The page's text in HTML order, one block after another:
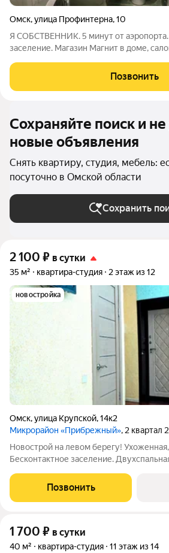
Омск,улица Профинтерна,10
Я СОБСТВЕННИК. 5 минут от аэропорта.
заселение. Магазин Магнит в доме,
транспорт во все точки города, в том
Кровать и диван. Постельное
Позвонить
Сохраняйте поиск и не
новые объявления
Снять квартиру, студия, мебель:
посуточно в Омской области
Сохранить
2 100 ₽ в сутки
35 м² квартира-студия 2 этаж из 12
новостройка
Омск,улица Крупской,14к2
Микрорайон «Прибрежный», 2 квартал
Новострой на левом берегу! Ухоженная,
Бесконтактное заселение. Двухспальная кровать
чистое и в рабочем состоянии. Необходимый минимум
косметических средств. Свежее
Позвонить
1 700 ₽ в сутки
40 м² квартира-студия 11 этаж из 14